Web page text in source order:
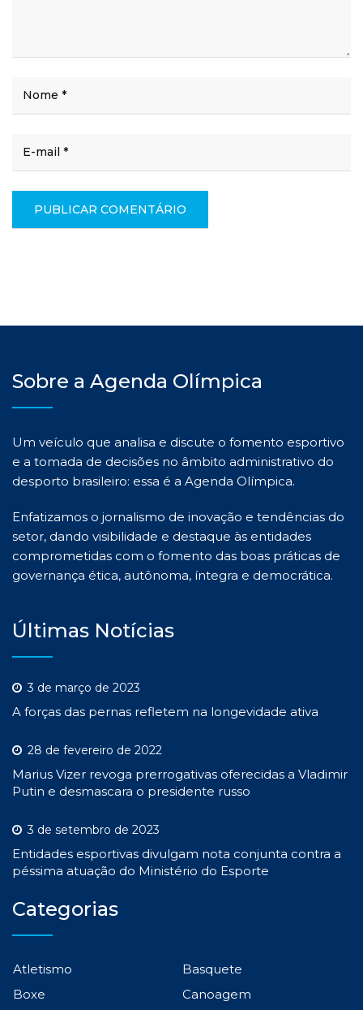
Sobre a Agenda Olímpica
Um veículo que analisa e discute o fomento esportivo
e a tomada de decisões no âmbito administrativo do
desporto brasileiro: essa é a Agenda Olímpica.
Enfatizamos o jornalismo de inovação e tendências do
setor, dando visibilidade e destaque às entidades
comprometidas com o fomento das boas práticas de
governança ética, autônoma, íntegra e democrática.
Últimas Notícias
3 de março de 2023
A forças das pernas refletem na longevidade ativa
28 de fevereiro de 2022
Marius Vizer revoga prerrogativas oferecidas a Vladimir
Putin e desmascara o presidente russo
3 de setembro de 2023
Entidades esportivas divulgam nota conjunta contra a
péssima atuação do Ministério do Esporte
Categorias
Atletismo
Basquete
Boxe
Canoagem